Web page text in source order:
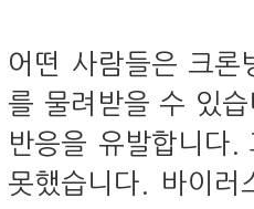
어떤 사람들은 크
를 물려받을 수 있
반응을 유발합니다.
못했습니다. 바이